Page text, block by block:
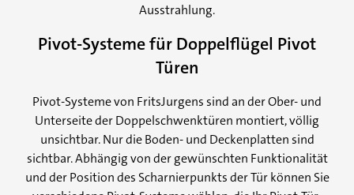
Ausstrahlung.
Pivot-Systeme für Doppelflügel Pivot
Türen
Pivot-Systeme von FritsJurgens sind an der Ober- und
Unterseite der Doppelschwenktüren montiert, völlig
unsichtbar. Nur die Boden- und Deckenplatten sind
sichtbar. Abhängig von der gewünschten Funktionalität
und der Position des Scharnierpunkts der Tür können Sie